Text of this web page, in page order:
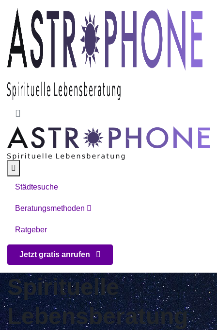
Skip to main content
Städtesuche
Beratungsmethoden
Ratgeber
Jetzt gratis anrufen
Spirituelle
Lebensberatung